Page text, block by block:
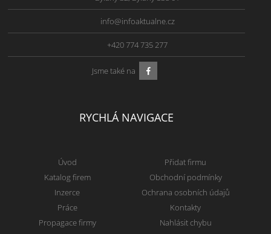
info@infoaktualne.cz
+420 774 735 277
Jsme také na
RYCHLÁ NAVIGACE
Úvod
Katalog firem
Inzerce
Práce
Propagace firmy
Přidat firmu
Obchodní podmínky
Ochrana osobních údajů
Kontakty
Nahlásit chybu